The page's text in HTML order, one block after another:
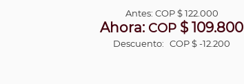
Antes: COP$ 122.000
Ahora: COP $ 109.800
Descuento: COP $ -12.200